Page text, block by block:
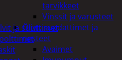
tarvikkeet
Vinssit ja varusteet
Öljyt, suodattimet ja
nesteet
Avaimet
ja suuttimet